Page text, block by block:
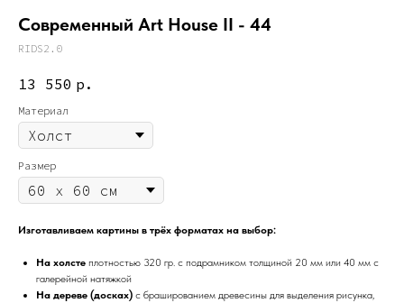
Современный Art House II - 44
RIDS2.0
13 550 р.
Материал
Размер
Изготавливаем картины в трёх форматах на выбор:
На холсте плотностью 320 гр. с подрамником толщиной 20 мм или 40 мм с
галерейной натяжкой
На дереве (досках) с брашированием древесины для выделения рисунка,